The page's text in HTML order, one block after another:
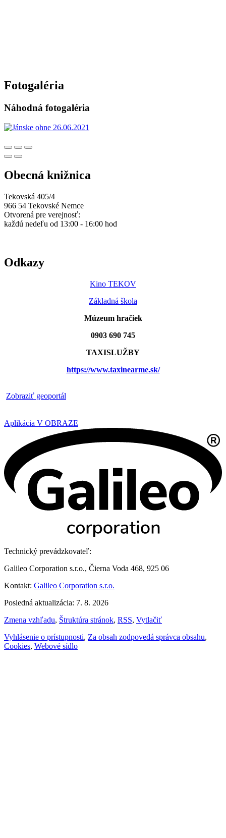
Fotogaléria
Náhodná fotogaléria
Obecná knižnica
Tekovská 405/4
966 54 Tekovské Nemce
Otvorená pre verejnosť:
každú nedeľu od 13:00 - 16:00 hod
Odkazy
Kino TEKOV
Základná škola
Múzeum hračiek
0903 690 745
TAXISLUŽBY
https://www.taxinearme.sk/
Zobraziť geoportál
Aplikácia V OBRAZE
Technický prevádzkovateľ:
Galileo Corporation s.r.o., Čierna Voda 468, 925 06
Kontakt: Galileo Corporation s.r.o.
Posledná aktualizácia: 7. 8. 2026
Zmena vzhľadu, Štruktúra stránok, RSS, Vytlačiť
Vyhlásenie o prístupnosti, Za obsah zodpovedá správca obsahu,
Cookies, Webové sídlo